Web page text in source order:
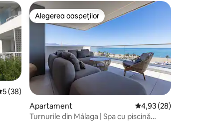
oaspeților
mediu de 5 din 5, 38 recenzii
5 (38)
Alegerea oaspeților
Alegerea oaspeților
Apartament Scor mediu de 4,93
4,93 (28)
Turnurile din Málaga | Spa cu piscină